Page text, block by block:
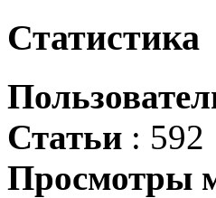
Статистика
Статьи : 592
Просмотры